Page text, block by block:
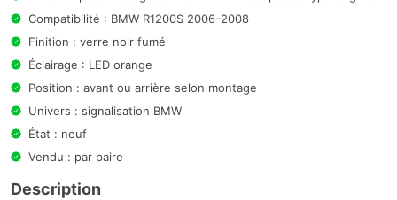
Compatibilité : BMW R1200S 2006-2008
Finition : verre noir fumé
Éclairage : LED orange
Position : avant ou arrière selon montage
Univers : signalisation BMW
État : neuf
Vendu : par paire
Description